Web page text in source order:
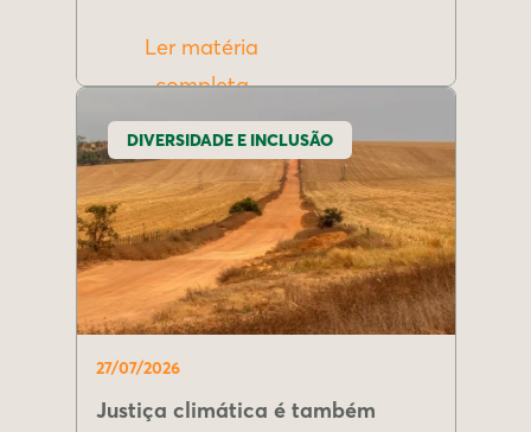
Ler matéria
completa
DIVERSIDADE E INCLUSÃO
27/07/2026
Justiça climática é também